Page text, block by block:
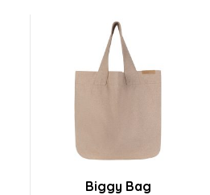
Biggy Bag